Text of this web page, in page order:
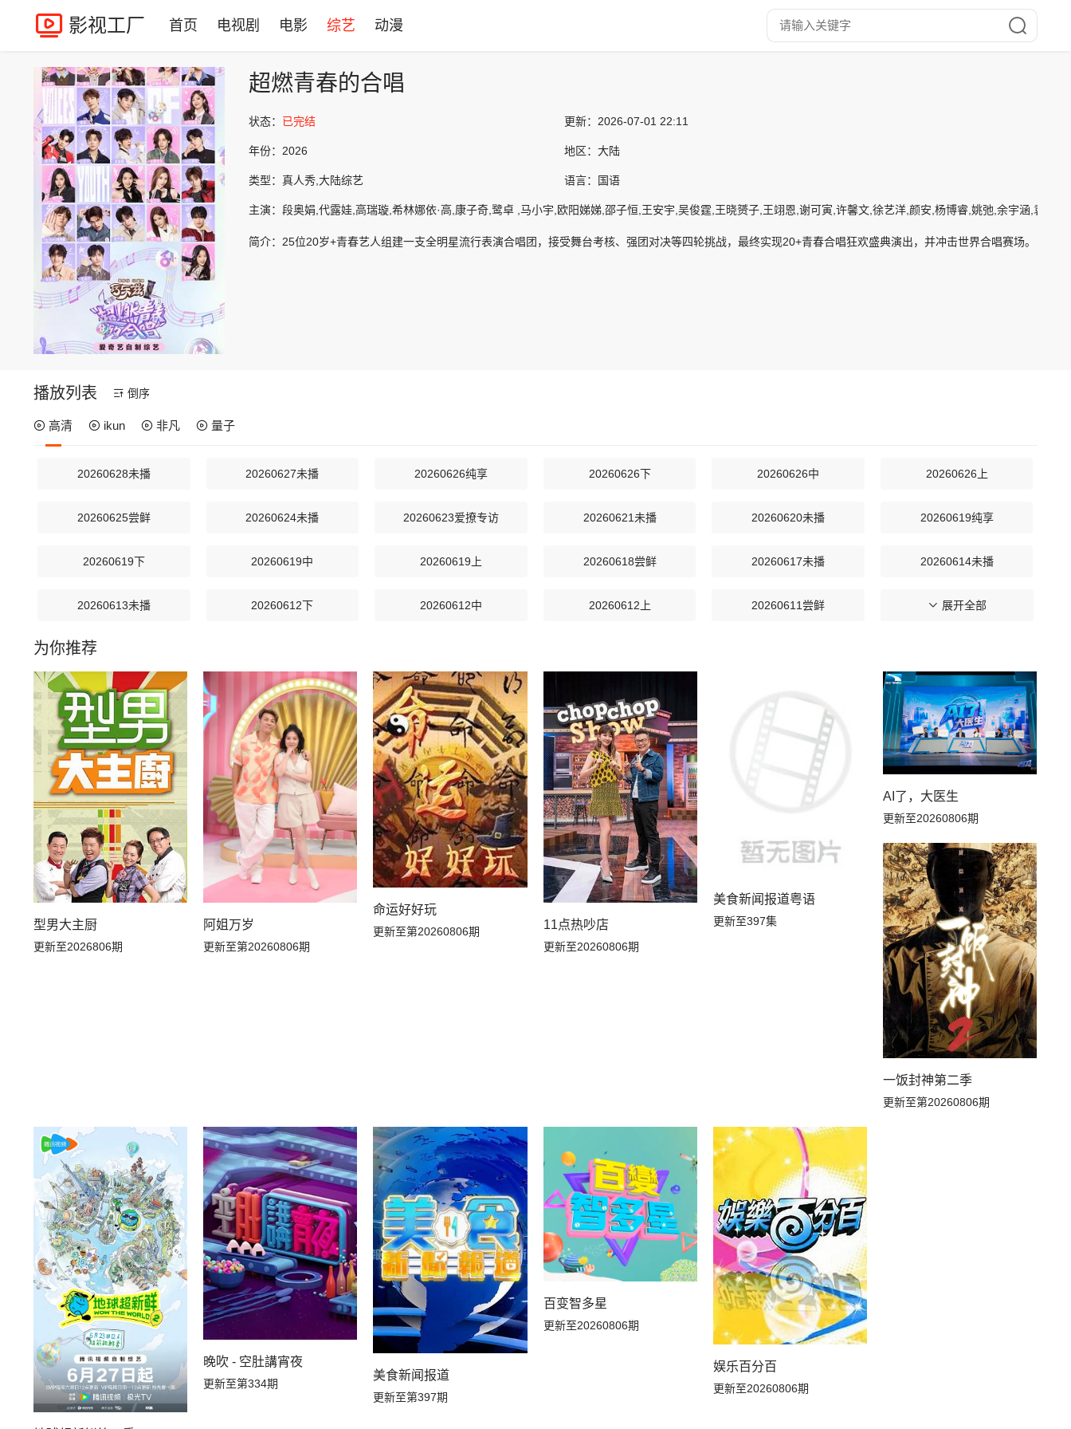
影视工厂 首页 电视剧 电影 综艺 动漫
超燃青春的合唱
状态： 已完结 更新： 2026-07-01 22:11
年份： 2026 地区： 大陆
类型： 真人秀,大陆综艺 语言： 国语
主演： 段奥娟,代露娃,高瑞璇,希林娜依·高,康子奇,鹭卓 ,马小宇,欧阳娣娣,邵子恒,王安宇,吴俊霆,王晓赟子,王翊恩,谢可寅,许馨文,徐艺洋,颜安,杨博睿,姚弛,余宇涵,袁一
简介： 25位20岁+青春艺人组建一支全明星流行表演合唱团，接受舞台考核、强团对决等四轮挑战，最终实现20+青春合唱狂欢盛典演出，并冲击世界合唱赛场。
播放列表 倒序
高清 ikun 非凡 量子
20260628未播 20260627未播 20260626纯享 20260626下 20260626中 20260626上
20260625尝鲜 20260624未播 20260623爱撩专访 20260621未播 20260620未播 20260619纯享
20260619下 20260619中 20260619上 20260618尝鲜 20260617未播 20260614未播
20260613未播 20260612下 20260612中 20260612上 20260611尝鲜 20260610未播
20260607未播
20260604尝鲜 20260603未播 20260531未播 20260529中
20260529上 20260528尝鲜 20260527未播 20260524未播 20260523Top Barry杨博睿个人舞台合集20260523en王翊恩个人舞台合集
20260523钟辰乐个人舞台合集 20260523袁一琦个人舞台合集 20260523余宇涵个人舞台合集 20260523姚弛个人舞台合集 20260523颜安个人舞台合集
20260523徐艺洋个人舞台合集 20260523谢可寅Shaking Chloe个人舞台合集20260523希林娜依·高个人舞台合集20260523吴俊霆个人舞台合集 20260523王安宇个人舞台合集
20260523邵子恒个人舞台合集 20260523欧阳娣娣个人舞台合集 20260523马小宇个人舞台合集 20260523鹭卓个人舞台合集 20260523高瑞璇个人舞台合集
20260522纯享 20260522上
20260521尝鲜 20260520未播 20260516未播 20260515中
20260508纯享
20260501纯享
20260425未播
20260424下 20260424中 20260424上
展开全部
为你推荐
型男大主厨
更新至2026806期
阿姐万岁
更新至第20260806期
命运好好玩
更新至第20260806期 11点热吵店
更新至20260806期
美食新闻报道粤语
更新至397集
AI了，大医生
更新至20260806期
一饭封神第二季
更新至第20260806期
晚吹 - 空肚講宵夜
更新至第334期
美食新闻报道
更新至第397期
百变智多星
更新至20260806期
娱乐百分百
更新至20260806期